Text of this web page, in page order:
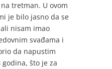
tretman. U ovom
je bilo jasno da se
nisam imao
svađama i
da napustim
što je za